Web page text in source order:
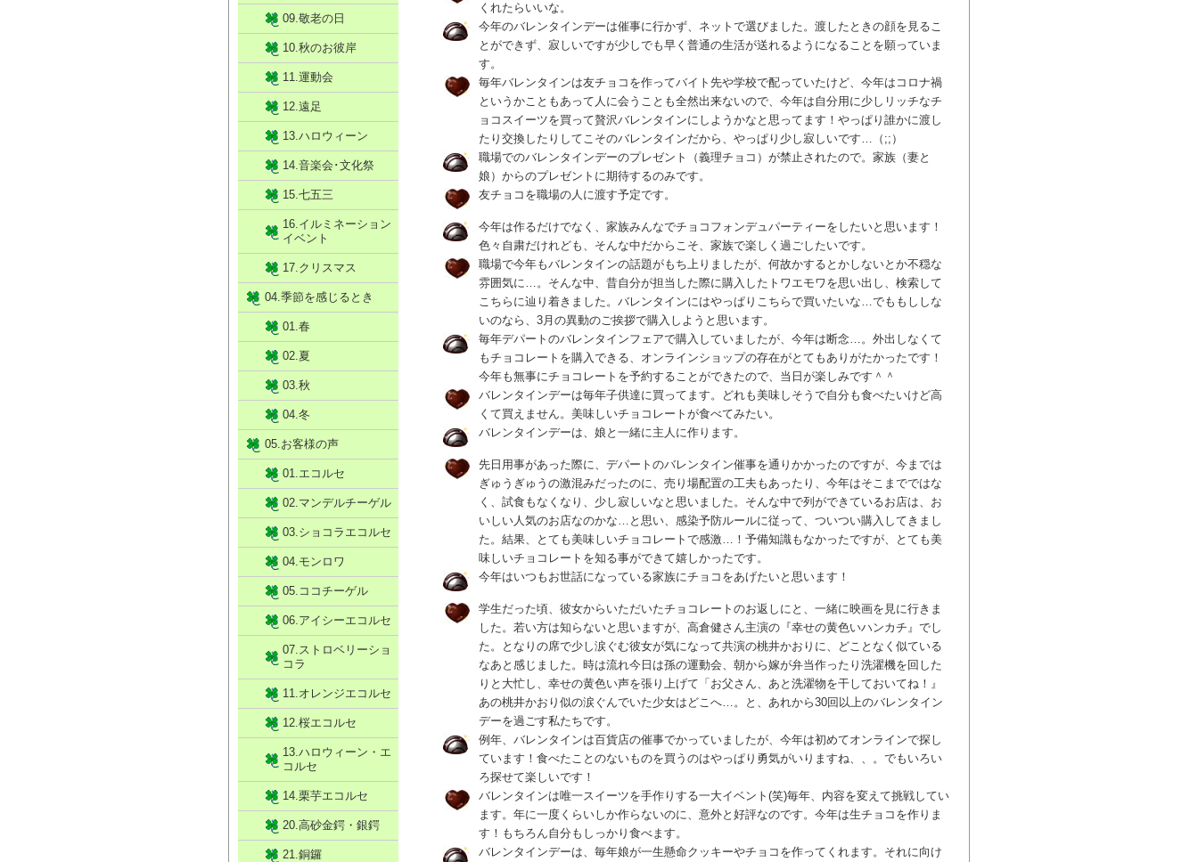
くれたらいいな。
今年のバレンタインデーは催事に行かず、ネットで選びました。渡したときの顔を見るこ
とができず、寂しいですが少しでも早く普通の生活が送れるようになることを願っていま
す。
毎年バレンタインは友チョコを作ってバイト先や学校で配っていたけど、今年はコロナ禍
というかこともあって人に会うことも全然出来ないので、今年は自分用に少しリッチなチ
ョコスイーツを買って贅沢バレンタインにしようかなと思ってます！やっぱり誰かに渡し
たり交換したりしてこそのバレンタインだから、やっぱり少し寂しいです…（;;）
職場でのバレンタインデーのプレゼント（義理チョコ）が禁止されたので。家族（妻と
娘）からのプレゼントに期待するのみです。
友チョコを職場の人に渡す予定です。
今年は作るだけでなく、家族みんなでチョコフォンデュパーティーをしたいと思います！
色々自粛だけれども、そんな中だからこそ、家族で楽しく過ごしたいです。
職場で今年もバレンタインの話題がもち上りましたが、何故かするとかしないとか不穏な
雰囲気に…。そんな中、昔自分が担当した際に購入したトワエモワを思い出し、検索して
こちらに辿り着きました。バレンタインにはやっぱりこちらで買いたいな…でももししな
いのなら、3月の異動のご挨拶で購入しようと思います。
毎年デパートのバレンタインフェアで購入していましたが、今年は断念…。外出しなくて
もチョコレートを購入できる、オンラインショップの存在がとてもありがたかったです！
今年も無事にチョコレートを予約することができたので、当日が楽しみです＾＾
バレンタインデーは毎年子供達に買ってます。どれも美味しそうで自分も食べたいけど高
くて買えません。美味しいチョコレートが食べてみたい。
バレンタインデーは、娘と一緒に主人に作ります。
先日用事があった際に、デパートのバレンタイン催事を通りかかったのですが、今までは
ぎゅうぎゅうの激混みだったのに、売り場配置の工夫もあったり、今年はそこまでではな
く、試食もなくなり、少し寂しいなと思いました。そんな中で列ができているお店は、お
いしい人気のお店なのかな…と思い、感染予防ルールに従って、ついつい購入してきまし
た。結果、とても美味しいチョコレートで感激…！予備知識もなかったですが、とても美
味しいチョコレートを知る事ができて嬉しかったです。
今年はいつもお世話になっている家族にチョコをあげたいと思います！
学生だった頃、彼女からいただいたチョコレートのお返しにと、一緒に映画を見に行きま
した。若い方は知らないと思いますが、高倉健さん主演の『幸せの黄色いハンカチ』でし
た。となりの席で少し涙ぐむ彼女が気になって共演の桃井かおりに、どことなく似ている
なあと感じました。時は流れ今日は孫の運動会、朝から嫁が弁当作ったり洗濯機を回した
りと大忙し、幸せの黄色い声を張り上げて「お父さん、あと洗濯物を干しておいてね！』
あの桃井かおり似の涙ぐんでいた少女はどこへ…。と、あれから30回以上のバレンタイン
デーを過ごす私たちです。
例年、バレンタインは百貨店の催事でかっていましたが、今年は初めてオンラインで探し
ています！食べたことのないものを買うのはやっぱり勇気がいりますね、、。でもいろい
ろ探せて楽しいです！
バレンタインは唯一スイーツを手作りする一大イベント(笑)毎年、内容を変えて挑戦してい
ます。年に一度くらいしか作らないのに、意外と好評なのです。今年は生チョコを作りま
す！もちろん自分もしっかり食べます。
バレンタインデーは、毎年娘が一生懸命クッキーやチョコを作ってくれます。それに向け
09.敬老の日
10.秋のお彼岸
11.運動会
12.遠足
13.ハロウィーン
14.音楽会･文化祭
15.七五三
16.イルミネーション
イベント
17.クリスマス
04.季節を感じるとき
01.春
02.夏
03.秋
04.冬
05.お客様の声
01.エコルセ
02.マンデルチーゲル
03.ショコラエコルセ
04.モンロワ
05.ココチーゲル
06.アイシーエコルセ
07.ストロベリーショ
コラ
11.オレンジエコルセ
12.桜エコルセ
13.ハロウィーン・エ
コルセ
14.栗芋エコルセ
20.高砂金鍔・銀鍔
21.銅鑼